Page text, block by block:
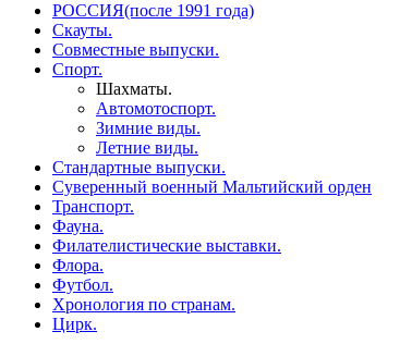
РОССИЯ(после 1991 года)
Скауты.
Совместные выпуски.
Спорт.
Шахматы.
Автомотоспорт.
Зимние виды.
Летние виды.
Стандартные выпуски.
Суверенный военный Мальтийский орден
Транспорт.
Фауна.
Филателистические выставки.
Флора.
Футбол.
Хронология по странам.
Цирк.